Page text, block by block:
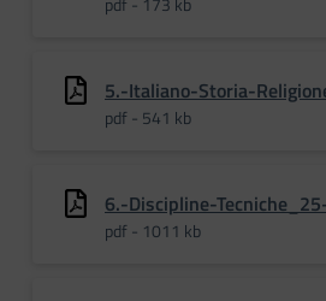
5.-Italiano-Storia-
pdf - 541 kb
6.-Discipline-
pdf - 1011 kb